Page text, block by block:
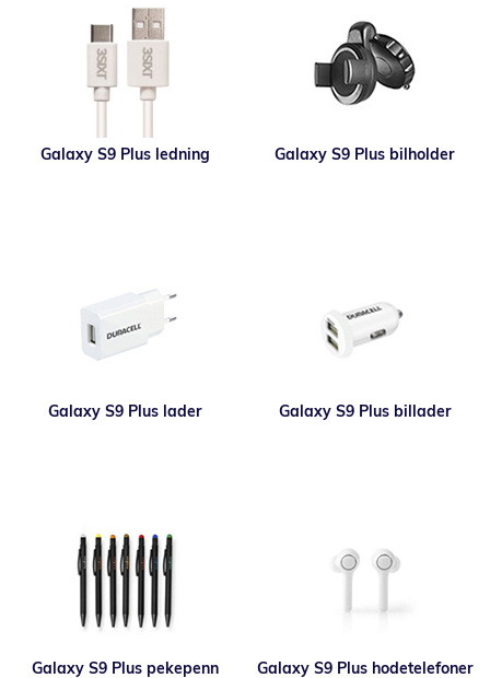
Galaxy S9 Plus ledning Galaxy S9 Plus bilholder
Galaxy S9 Plus lader Galaxy S9 Plus billader
Galaxy S9 Plus pekepenn Galaxy S9 Plus hodetelefoner